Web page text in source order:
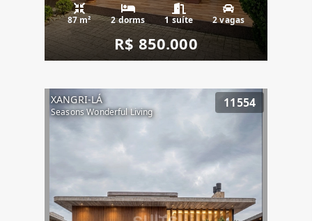
87 m² 2 dorms 1 suíte 2 vagas
R$ 850.000
XANGRI-LÁ
Seasons Wonderful Living
11554